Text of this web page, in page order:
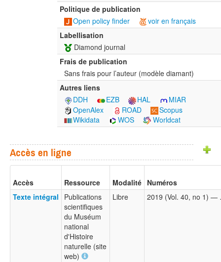
Politique de publication
Open policy finder
voir en français
Labellisation
Diamond journal
Frais de publication
Sans frais pour l’auteur (modèle diamant)
Autres liens
DDH
EZB HAL
MIAR
OpenAlex
ROAD
Scopus
Wikidata
WOS Worldcat
Accès en ligne
Accès Ressource Modalité Numéros
Texte intégral
Publications
scientifiques
du Muséum
national
d'Histoire
naturelle (site
web)
Libre 2019 (Vol. 40, no 1)